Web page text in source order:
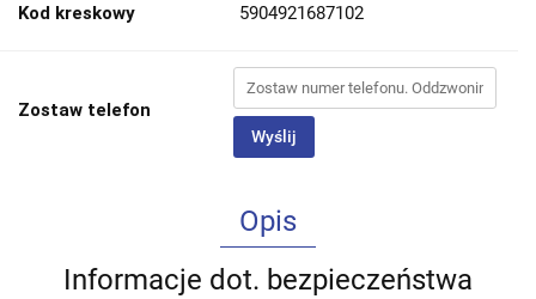
Kod kreskowy 5904921687102
Zostaw telefon
Wyślij
Opis
Informacje dot. bezpieczeństwa